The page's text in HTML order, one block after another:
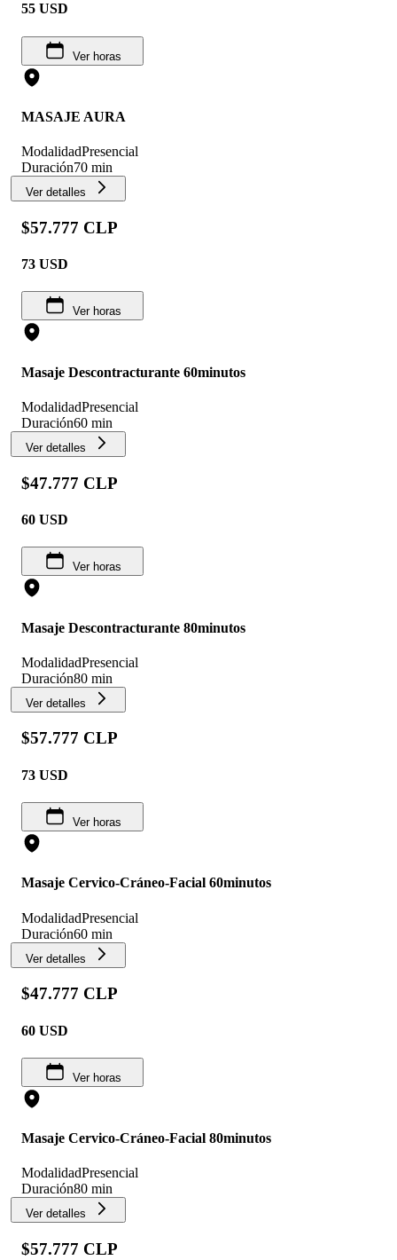
55 USD
Ver horas
MASAJE AURA
ModalidadPresencial
Duración70 min
Ver detalles
$57.777 CLP
73 USD
Ver horas
Masaje Descontracturante 60minutos
ModalidadPresencial
Duración60 min
Ver detalles
$47.777 CLP
60 USD
Ver horas
Masaje Descontracturante 80minutos
ModalidadPresencial
Duración80 min
Ver detalles
$57.777 CLP
73 USD
Ver horas
Masaje Cervico-Cráneo-Facial 60minutos
ModalidadPresencial
Duración60 min
Ver detalles
$47.777 CLP
60 USD
Ver horas
Masaje Cervico-Cráneo-Facial 80minutos
ModalidadPresencial
Duración80 min
Ver detalles
$57.777 CLP